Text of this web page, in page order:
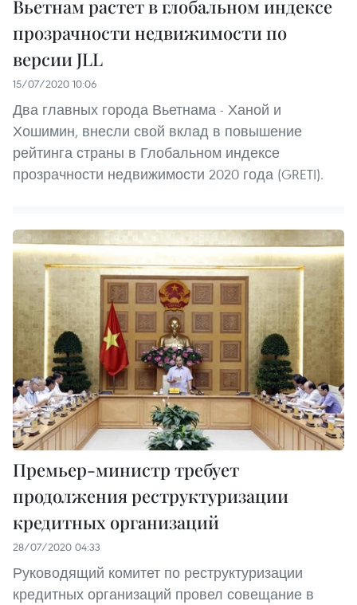
Вьетнам растет в глобальном индексе
прозрачности недвижимости по
версии JLL
15/07/2020 10:06
Два главных города Вьетнама - Ханой и
Хошимин, внесли свой вклад в повышение
рейтинга страны в Глобальном индексе
прозрачности недвижимости 2020 года (GRETI).
Премьер-министр требует
продолжения реструктуризации
кредитных организаций
28/07/2020 04:33
Руководящий комитет по реструктуризации
кредитных организаций провел совещание в